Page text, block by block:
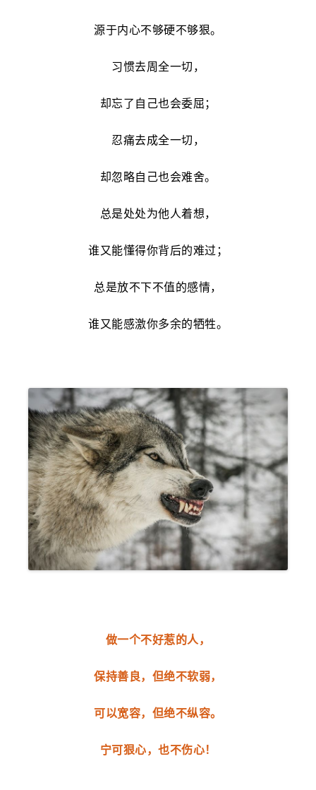
源于内心不够硬不够狠。
习惯去周全一切，
却忘了自己也会委屈；
忍痛去成全一切，
却忽略自己也会难舍。
总是处处为他人着想，
谁又能懂得你背后的难过；
总是放不下不值的感情，
谁又能感激你多余的牺牲。
做一个不好惹的人，
保持善良，但绝不软弱，
可以宽容，但绝不纵容。
宁可狠心，也不伤心！